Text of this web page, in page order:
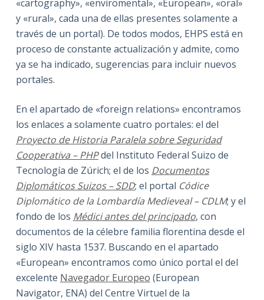
«cartography», «enviromental», «European», «oral»
y «rural», cada una de ellas presentes solamente a
través de un portal). De todos modos, EHPS está en
proceso de constante actualización y admite, como
ya se ha indicado, sugerencias para incluir nuevos
portales.
En el apartado de «foreign relations» encontramos
los enlaces a solamente cuatro portales: el del
Proyecto de Historia Paralela sobre Seguridad
Cooperativa – PHPdel Instituto Federal Suizo de
Tecnología de Zúrich; el de los Documentos
Diplomáticos Suizos – SDD; el portal Códice
Diplomático de la Lombardía Medieveal – CDLM; y el
fondo de los Médici antes del principado, con
documentos de la célebre familia florentina desde el
siglo XIV hasta 1537. Buscando en el apartado
«European» encontramos como único portal el del
excelente Navegador Europeo (European
Navigator, ENA) del Centre Virtuel de la